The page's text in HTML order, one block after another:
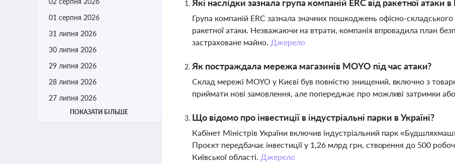
01 серпня 2026
31 липня 2026
30 липня 2026
29 липня 2026
28 липня 2026
27 липня 2026
ПОКАЗАТИ БІЛЬШЕ
Які наслідки зазнала група компаній ERC від ракетної атаки в
Група компаній ERC зазнала значних пошкоджень офісно-
ракетної атаки. Незважаючи на втрати, компанія впровадила план
застраховане майно. Джерело
Як постраждала мережа магазинів MOYO під час атаки?
Склад мережі MOYO у Києві був повністю знищений, включно з
приймати нові замовлення, але попереджає про можливі затримки
Що відомо про інвестиції в індустріальні парки в Україні?
Кабінет Міністрів України включив індустріальний парк
Проєкт передбачає інвестиції у 1,26 млрд грн, створення до 500
Київської області. Джерело